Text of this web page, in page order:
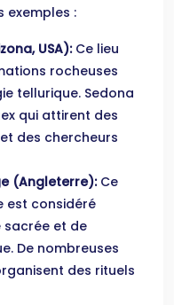
exemples :
USA): Ce lieu
rocheuses
tellurique. Sedona
qui attirent des
des chercheurs
(Angleterre): Ce
est considéré
sacrée et de
De nombreuses
des rituels